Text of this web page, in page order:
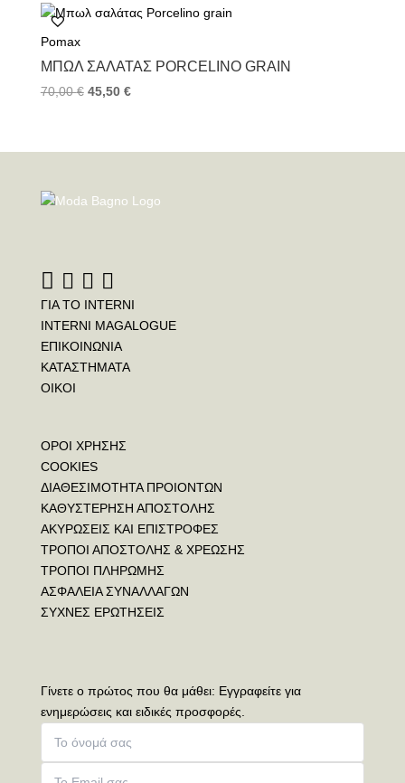
Pomax
ΜΠΩΛ ΣΑΛΆΤΑΣ PORCELINO GRAIN
70,00€ 45,50 €
ΓΙΑ ΤΟ INTERNI
INTERNI MAGALOGUE
ΕΠΙΚΟΙΝΩΝΙΑ
ΚΑΤΑΣΤΗΜΑΤΑ
ΟΙΚΟΙ
ΟΡΟΙ ΧΡΗΣΗΣ
COOKIES
ΔΙΑΘΕΣΙΜΟΤΗΤΑ ΠΡΟΙΟΝΤΩΝ
ΚΑΘΥΣΤΕΡΗΣΗ ΑΠΟΣΤΟΛΗΣ
ΑΚΥΡΩΣΕΙΣ ΚΑΙ ΕΠΙΣΤΡΟΦΕΣ
ΤΡΟΠΟΙ ΑΠΟΣΤΟΛΗΣ & ΧΡΕΩΣΗΣ
ΤΡΟΠΟΙ ΠΛΗΡΩΜΗΣ
ΑΣΦΑΛΕΙΑ ΣΥΝΑΛΛΑΓΩΝ
ΣΥΧΝΕΣ ΕΡΩΤΗΣΕΙΣ
Γίνετε ο πρώτος που θα μάθει: Εγγραφείτε για
ενημερώσεις και ειδικές προσφορές.